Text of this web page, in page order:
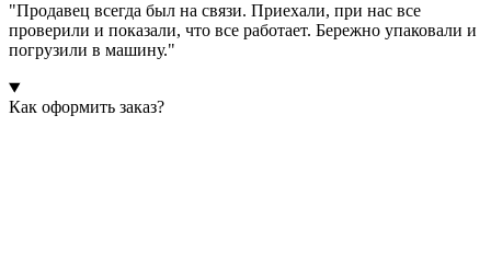
"Продавец всегда был на связи. Приехали, при нас все
проверили и показали, что все работает. Бережно упаковали и
погрузили в машину."
Как оформить заказ?